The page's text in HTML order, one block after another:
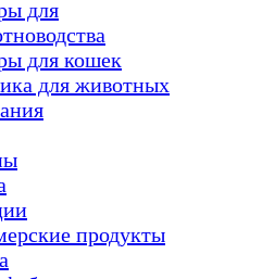
для
для кошек
для животных
продукты